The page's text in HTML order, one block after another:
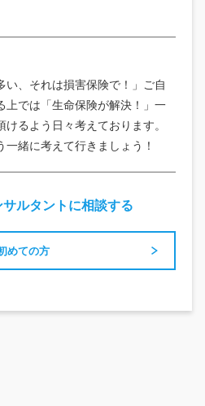
い、それは損害保険で！」ご自
上では「生命保険が解決！」一
るよう日々考えております。
緒に考えて行きましょう！
ルタントに相談する
めての方